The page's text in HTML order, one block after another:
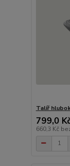
Talíř
799,0
660,3 Kč